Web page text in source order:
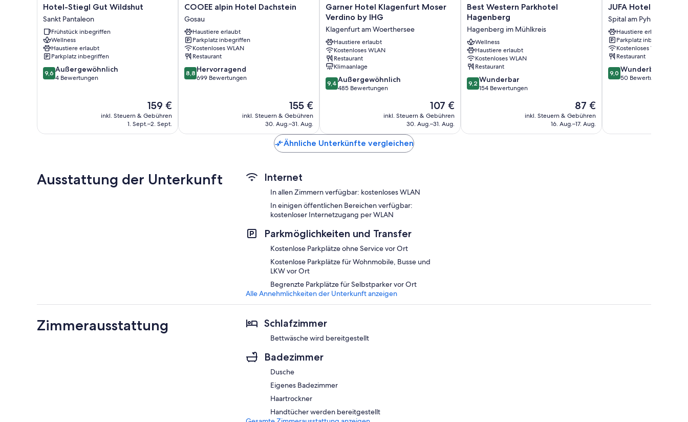
Hotel-
Stiegl
Gut
Wildshut
Sankt
Pantaleon
Hotel-Stiegl Gut Wildshut
Sankt Pantaleon
Frühstück inbegriffen
Wellness
Haustiere erlaubt
Parkplatz inbegriffen
9.6
von
9,6 Außergewöhnlich
4 Bewertungen
Der
Preis
beträgt
159 €
inkl. Steuern & Gebühren
1. Sept.–2. Sept.
COOEE
alpin
Hotel
Dachstein
Gosau
COOEE alpin Hotel Dachstein
Gosau
Haustiere erlaubt
Parkplatz inbegriffen
Kostenloses WLAN
Restaurant
8.8
von
8,8 Hervorragend
699 Bewertungen
Der
Preis
beträgt
155 €
inkl. Steuern & Gebühren
30. Aug.–31. Aug.
Garner
Hotel
Moser
Verdino
by
IHG
Klagenfurt
am
Woerthersee
Garner Hotel Klagenfurt Moser
Verdino by IHG
Klagenfurt am Woerthersee
Haustiere erlaubt
Kostenloses WLAN
Restaurant
Klimaanlage
9.4
von
9,4 Außergewöhnlich
485 Bewertungen
Der
Preis
beträgt
107 €
inkl. Steuern & Gebühren
30. Aug.–31. Aug.
Best
Western
Parkhotel
Hagenberg
Hagenberg
im
Mühlkreis
Best Western Parkhotel
Hagenberg
Hagenberg im Mühlkreis
Wellness
Haustiere erlaubt
Kostenloses WLAN
Restaurant
9.2
von
9,2 Wunderbar
154 Bewertungen
Der
Preis
beträgt
87 €
inkl. Steuern & Gebühren
16. Aug.–17. Aug.
JUFA
Hotel
Spital
am
Pyhrn
Spital
am
Pyhrn
JUFA Hotel Spital
Spital am Pyhrn
Haustiere erlaubt
Parkplatz inbegriffen
Kostenloses WLAN
Restaurant
9.0
von
9,0 Wunderbar
50 Bewertungen
Ähnliche Unterkünfte vergleichen
Ausstattung der Unterkunft Internet
In allen Zimmern verfügbar: kostenloses WLAN
In einigen öffentlichen Bereichen verfügbar:
kostenloser Internetzugang per WLAN
Parkmöglichkeiten und Transfer
Kostenlose Parkplätze ohne Service vor Ort
Kostenlose Parkplätze für Wohnmobile, Busse und
LKW vor Ort
Begrenzte Parkplätze für Selbstparker vor Ort
Alle Annehmlichkeiten der Unterkunft anzeigen
Zimmerausstattung Schlafzimmer
Bettwäsche wird bereitgestellt
Badezimmer
Dusche
Eigenes Badezimmer
Haartrockner
Handtücher werden bereitgestellt